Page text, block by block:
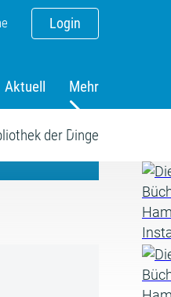
Login
Aktuell Mehr
der Dinge